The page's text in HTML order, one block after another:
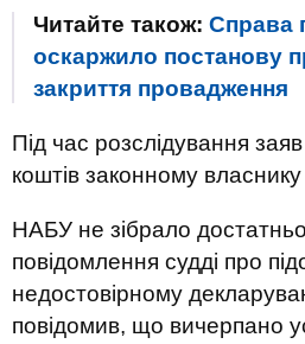
Читайте також: Справа
оскаржило постанову
закриття провадження
Під час розслідування
коштів законному
НАБУ не зібрало
повідомлення судді про
недостовірному
повідомив, що вичерпано